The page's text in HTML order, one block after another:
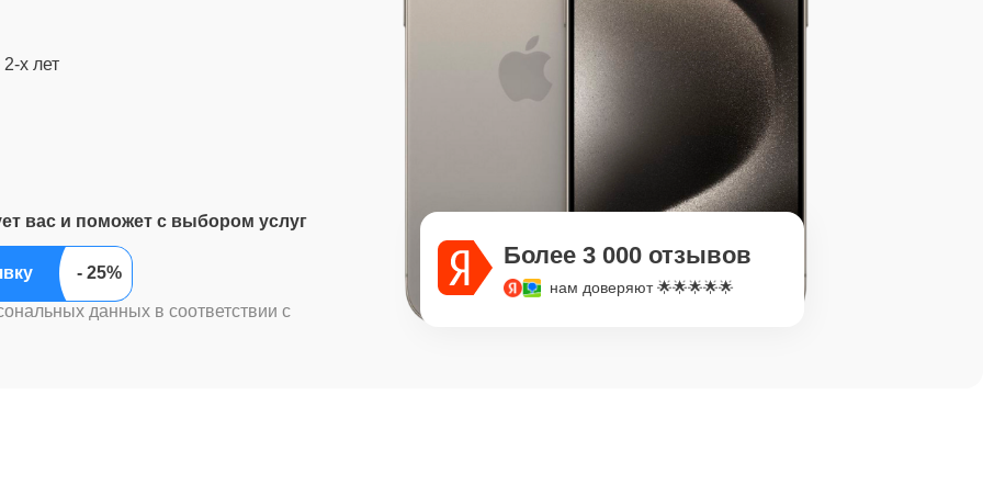
х лет
вас и поможет с выбором услуг
заявку
данных в соответствии с
Более 3 000 отзывов
нам доверяют 🌟🌟🌟🌟🌟